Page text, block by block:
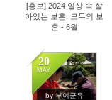
[홍보] 2024 일상 속 살
아있는 보훈, 모두의 보
훈 - 6월
20
MAY
by 부여군유
3131